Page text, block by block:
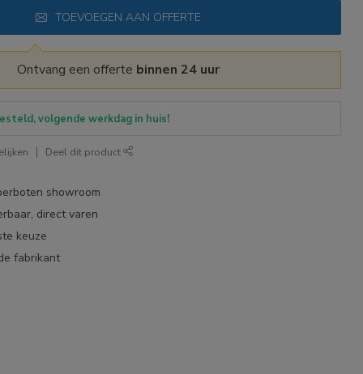
TOEVOEGEN AAN OFFERTE
Ontvang een offerte binnen 24 uur
volgende werkdag in huis!
Deel dit product
showroom
direct varen
keuze
fabrikant